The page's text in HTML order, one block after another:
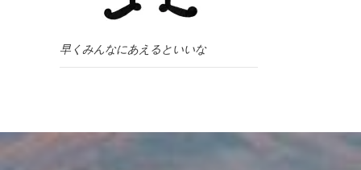
早くみんなにあえるといいな